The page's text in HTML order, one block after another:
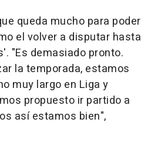
queda mucho para poder
el volver a disputar hasta
"Es demasiado pronto.
la temporada, estamos
muy largo en Liga y
propuesto ir partido a
así estamos bien",